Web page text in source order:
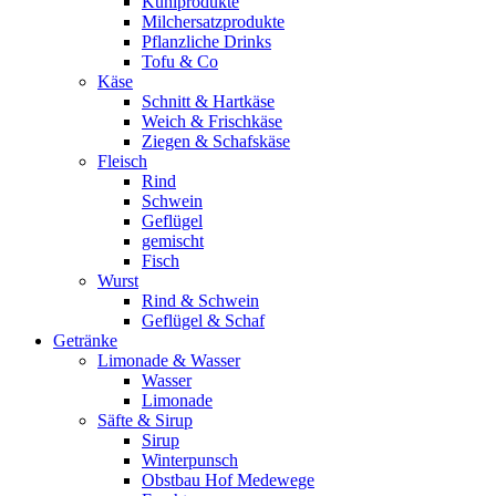
Milchersatzprodukte
Pflanzliche Drinks
Tofu & Co
Käse
Schnitt & Hartkäse
Weich & Frischkäse
Ziegen & Schafskäse
Fleisch
Rind
Schwein
Geflügel
gemischt
Fisch
Wurst
Rind & Schwein
Geflügel & Schaf
Getränke
Limonade & Wasser
Wasser
Limonade
Säfte & Sirup
Sirup
Winterpunsch
Obstbau Hof Medewege